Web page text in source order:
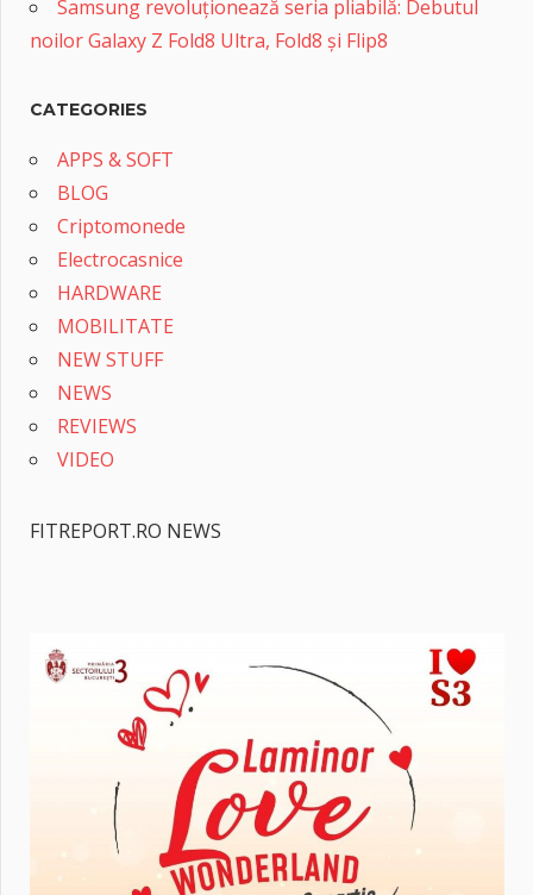
Samsung revoluționează seria pliabilă: Debutul
noilor Galaxy Z Fold8 Ultra, Fold8 și Flip8
CATEGORIES
APPS & SOFT
BLOG
Criptomonede
Electrocasnice
HARDWARE
MOBILITATE
NEW STUFF
NEWS
REVIEWS
VIDEO
FITREPORT.RO NEWS